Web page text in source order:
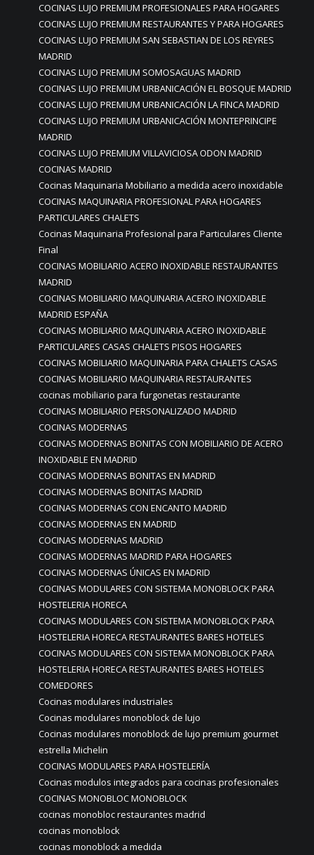
COCINAS LUJO PREMIUM PROFESIONALES PARA HOGARES
COCINAS LUJO PREMIUM RESTAURANTES Y PARA HOGARES
COCINAS LUJO PREMIUM SAN SEBASTIAN DE LOS REYRES
MADRID
COCINAS LUJO PREMIUM SOMOSAGUAS MADRID
COCINAS LUJO PREMIUM URBANICACIÓN EL BOSQUE MADRID
COCINAS LUJO PREMIUM URBANICACIÓN LA FINCA MADRID
COCINAS LUJO PREMIUM URBANICACIÓN MONTEPRINCIPE
MADRID
COCINAS LUJO PREMIUM VILLAVICIOSA ODON MADRID
COCINAS MADRID
Cocinas Maquinaria Mobiliario a medida acero inoxidable
COCINAS MAQUINARIA PROFESIONAL PARA HOGARES
PARTICULARES CHALETS
Cocinas Maquinaria Profesional para Particulares Cliente
Final
COCINAS MOBILIARIO ACERO INOXIDABLE RESTAURANTES
MADRID
COCINAS MOBILIARIO MAQUINARIA ACERO INOXIDABLE
MADRID ESPAÑA
COCINAS MOBILIARIO MAQUINARIA ACERO INOXIDABLE
PARTICULARES CASAS CHALETS PISOS HOGARES
COCINAS MOBILIARIO MAQUINARIA PARA CHALETS CASAS
COCINAS MOBILIARIO MAQUINARIA RESTAURANTES
cocinas mobiliario para furgonetas restaurante
COCINAS MOBILIARIO PERSONALIZADO MADRID
COCINAS MODERNAS
COCINAS MODERNAS BONITAS CON MOBILIARIO DE ACERO
INOXIDABLE EN MADRID
COCINAS MODERNAS BONITAS EN MADRID
COCINAS MODERNAS BONITAS MADRID
COCINAS MODERNAS CON ENCANTO MADRID
COCINAS MODERNAS EN MADRID
COCINAS MODERNAS MADRID
COCINAS MODERNAS MADRID PARA HOGARES
COCINAS MODERNAS ÚNICAS EN MADRID
COCINAS MODULARES CON SISTEMA MONOBLOCK PARA
HOSTELERIA HORECA
COCINAS MODULARES CON SISTEMA MONOBLOCK PARA
HOSTELERIA HORECA RESTAURANTES BARES HOTELES
COCINAS MODULARES CON SISTEMA MONOBLOCK PARA
HOSTELERIA HORECA RESTAURANTES BARES HOTELES
COMEDORES
Cocinas modulares industriales
Cocinas modulares monoblock de lujo
Cocinas modulares monoblock de lujo premium gourmet
estrella Michelin
COCINAS MODULARES PARA HOSTELERÍA
Cocinas modulos integrados para cocinas profesionales
COCINAS MONOBLOC MONOBLOCK
cocinas monobloc restaurantes madrid
cocinas monoblock
cocinas monoblock a medida